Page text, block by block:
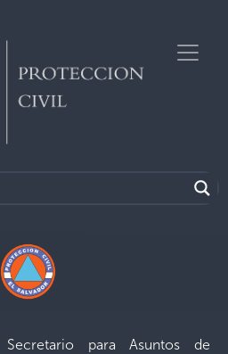
Secretario para Asuntos de